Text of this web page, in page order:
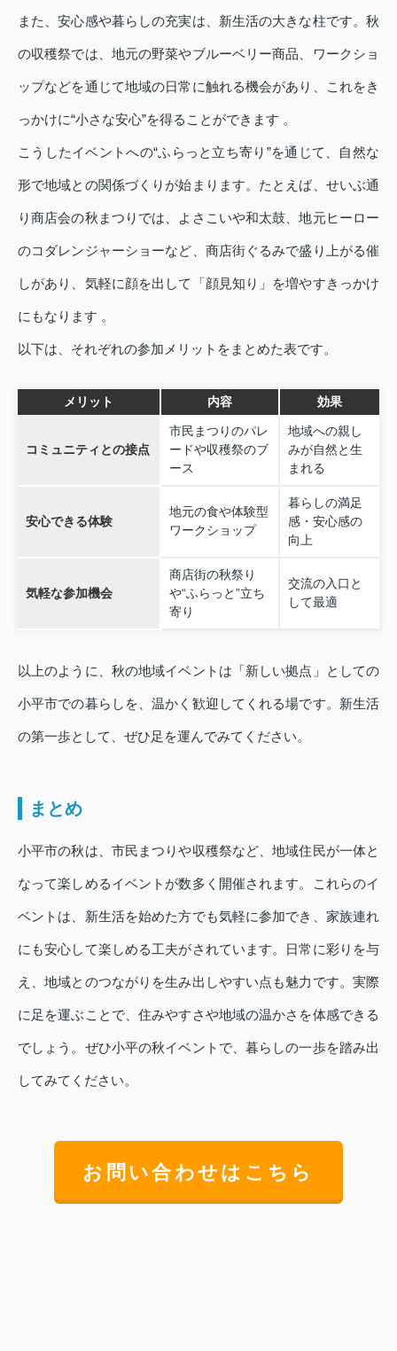
また、安心感や暮らしの充実は、新生活の大きな柱です。秋
の収穫祭では、地元の野菜やブルーベリー商品、ワークショ
ップなどを通じて地域の日常に触れる機会があり、これをき
っかけに“小さな安心”を得ることができます 。
こうしたイベントへの“ふらっと立ち寄り”を通じて、自然な
形で地域との関係づくりが始まります。たとえば、せいぶ通
り商店会の秋まつりでは、よさこいや和太鼓、地元ヒーロー
のコダレンジャーショーなど、商店街ぐるみで盛り上がる催
しがあり、気軽に顔を出して「顔見知り」を増やすきっかけ
にもなります 。
以下は、それぞれの参加メリットをまとめた表です。
メリット 内容 効果
コミュニティとの接点
市民まつりのパレ
ードや収穫祭のブ
ース
地域への親し
みが自然と生
まれる
安心できる体験
地元の食や体験型
ワークショップ
暮らしの満足
感・安心感の
向上
気軽な参加機会
商店街の秋祭り
や“ふらっと”立ち
寄り
交流の入口と
して最適
以上のように、秋の地域イベントは「新しい拠点」としての
小平市での暮らしを、温かく歓迎してくれる場です。新生活
の第一歩として、ぜひ足を運んでみてください。
まとめ
小平市の秋は、市民まつりや収穫祭など、地域住民が一体と
なって楽しめるイベントが数多く開催されます。これらのイ
ベントは、新生活を始めた方でも気軽に参加でき、家族連れ
にも安心して楽しめる工夫がされています。日常に彩りを与
え、地域とのつながりを生み出しやすい点も魅力です。実際
に足を運ぶことで、住みやすさや地域の温かさを体感できる
でしょう。ぜひ小平の秋イベントで、暮らしの一歩を踏み出
してみてください。
お問い合わせはこちら